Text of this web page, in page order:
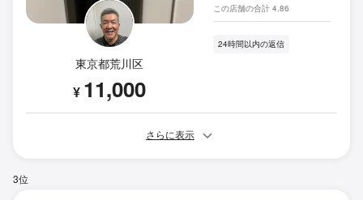
東京都荒川区
¥ 11,000
この店舗の合計 4.86
24時間以内の返信
さらに表示
3位